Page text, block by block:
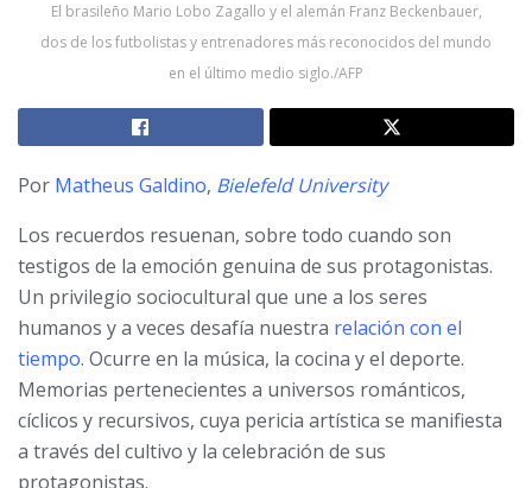
El brasileño Mario Lobo Zagallo y el alemán Franz Beckenbauer,
dos de los futbolistas y entrenadores más reconocidos del mundo
en el último medio siglo./AFP
Por Matheus Galdino, Bielefeld University
Los recuerdos resuenan, sobre todo cuando son
testigos de la emoción genuina de sus protagonistas.
Un privilegio sociocultural que une a los seres
humanos y a veces desafía nuestra relación con el
tiempo. Ocurre en la música, la cocina y el deporte.
Memorias pertenecientes a universos románticos,
cíclicos y recursivos, cuya pericia artística se manifiesta
a través del cultivo y la celebración de sus
protagonistas.